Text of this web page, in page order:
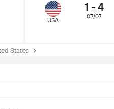
USA
1 - 4
07/07
States